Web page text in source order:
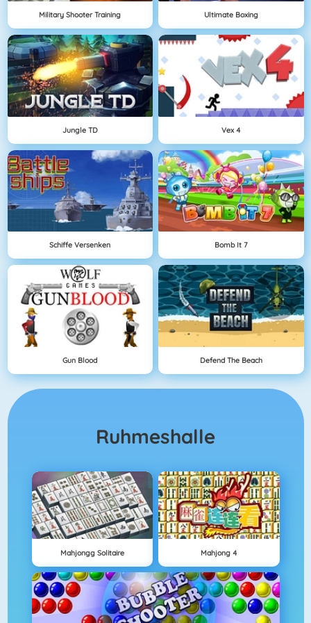
Military Shooter Training Ultimate Boxing
Jungle TD Vex 4
Schiffe Versenken Bomb It 7
Gun Blood Defend The Beach
Ruhmeshalle
Mahjongg Solitaire Mahjong 4